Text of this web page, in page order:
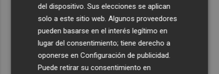
del dispositivo. Sus elecciones se aplican
solo a este sitio web. Algunos proveedores
pueden basarse en el interés legítimo en
lugar del consentimiento; tiene derecho a
oponerse enConfiguración de publicidad
Puede retirar su consentimiento en